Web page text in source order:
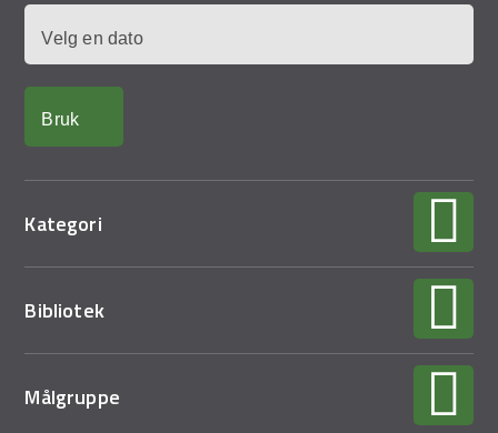
Kategori
Bibliotek
Målgruppe